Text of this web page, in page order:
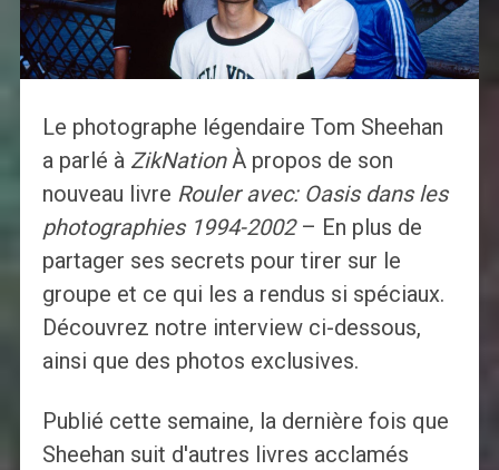
Le photographe légendaire Tom Sheehan
a parlé à ZikNationÀ propos de son
nouveau livre Rouler avec: Oasis dans les
photographies 1994-2002– En plus de
partager ses secrets pour tirer sur le
groupe et ce qui les a rendus si spéciaux.
Découvrez notre interview ci-dessous,
ainsi que des photos exclusives.
Publié cette semaine, la dernière fois que
Sheehan suit d'autres livres acclamés